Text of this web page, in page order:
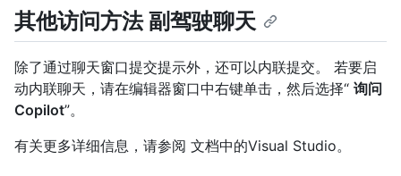
其他访问方法 副驾驶聊天
除了通过聊天窗口提交提示外，还可以内联提交。 若要启
动内联聊天，请在编辑器窗口中右键单击，然后选择“ 询问
Copilot”。
有关更多详细信息，请参阅 文档中的Visual Studio。